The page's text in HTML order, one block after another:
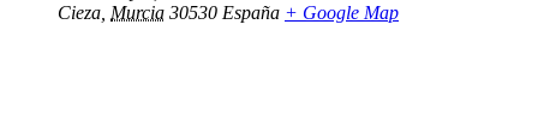
Cieza Murcia 30530 España + Google Map